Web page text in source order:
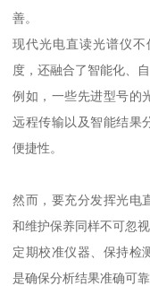
善。
现代光电直读光谱仪
度，还融合了智能化、
例如，一些先进型号的
远程传输以及智能结果
便捷性。
然而，要充分发挥光电
和维护保养同样不可忽视
定期校准仪器、保持检
是确保分析结果准确可靠